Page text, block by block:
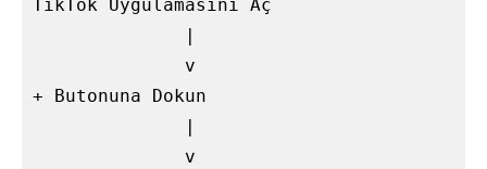
TikTok Uygulamasını Aç
              v
+ Butonuna Dokun
              v